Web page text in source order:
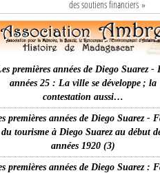
des soutiens financiers »
premières années de Diego Suarez -
années 25 : La ville se développe ; la
contestation aussi…
premières années de Diego Suarez -
du tourisme à Diego Suarez au début
années 1920 (3)
premières années de Diego Suarez :